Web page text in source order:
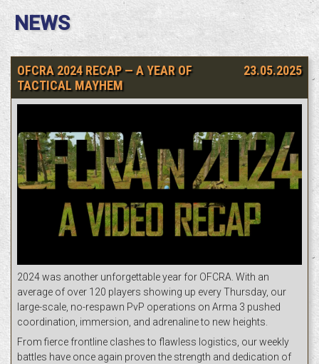
NEWS
23.05.2025
OFCRA 2024 RECAP — A YEAR OF
TACTICAL MAYHEM
2024 was another unforgettable year for OFCRA. With an
average of over 120 players showing up every Thursday, our
large-scale, no-respawn PvP operations on Arma 3 pushed
coordination, immersion, and adrenaline to new heights.
From fierce frontline clashes to flawless logistics, our weekly
battles have once again proven the strength and dedication of